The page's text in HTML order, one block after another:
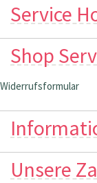
Service
Shop
Widerrufsformular
Unsere